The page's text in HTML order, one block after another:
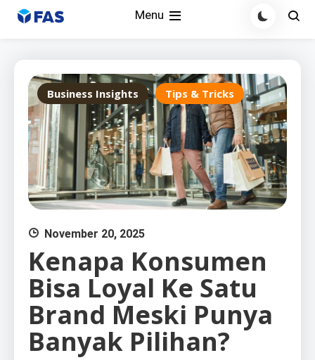
Menu
Business Insights Tips & Tricks
November 20, 2025
Kenapa Konsumen
Bisa Loyal Ke Satu
Brand Meski Punya
Banyak Pilihan?